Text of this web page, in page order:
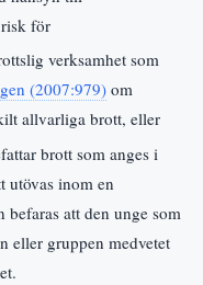
för
verksamhet som
(2007:979) om
allvarliga brott, eller
brott som anges i
utövas inom en
att den unge som
eller gruppen medvetet